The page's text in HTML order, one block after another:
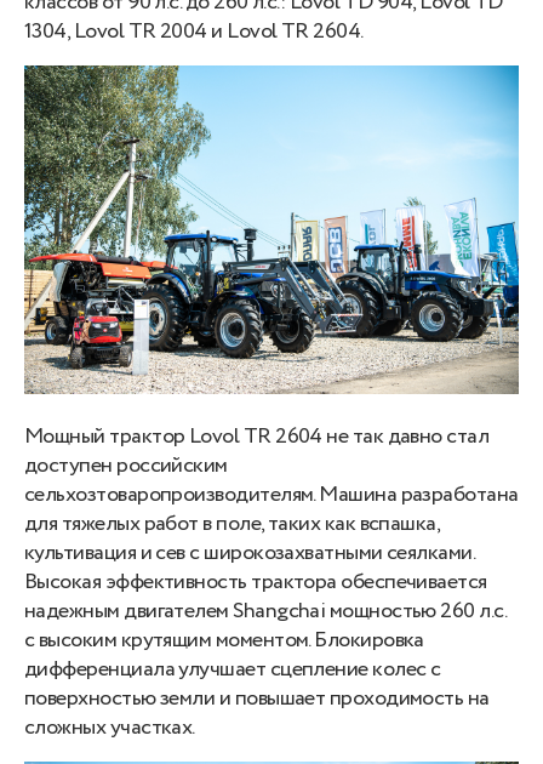
1304, Lovol TR 2004 и Lovol TR 2604.
Мощный трактор Lovol TR 2604 не так давно стал
доступен российским
сельхозтоваропроизводителям. Машина разработана
для тяжелых работ в поле, таких как вспашка,
культивация и сев с широкозахватными сеялками.
Высокая эффективность трактора обеспечивается
надежным двигателем Shangchai мощностью 260 л.с.
с высоким крутящим моментом. Блокировка
дифференциала улучшает сцепление колес с
поверхностью земли и повышает проходимость на
сложных участках.